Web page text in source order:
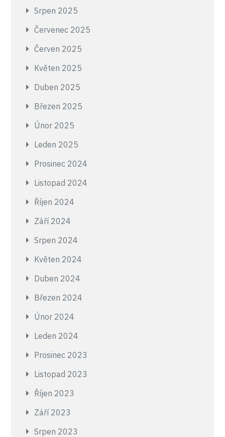
Srpen 2025
Červenec 2025
Červen 2025
Květen 2025
Duben 2025
Březen 2025
Únor 2025
Leden 2025
Prosinec 2024
Listopad 2024
Říjen 2024
Září 2024
Srpen 2024
Květen 2024
Duben 2024
Březen 2024
Únor 2024
Leden 2024
Prosinec 2023
Listopad 2023
Říjen 2023
Září 2023
Srpen 2023